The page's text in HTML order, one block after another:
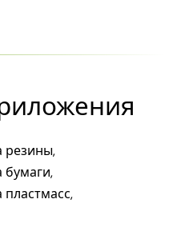
резины,
бумаги,